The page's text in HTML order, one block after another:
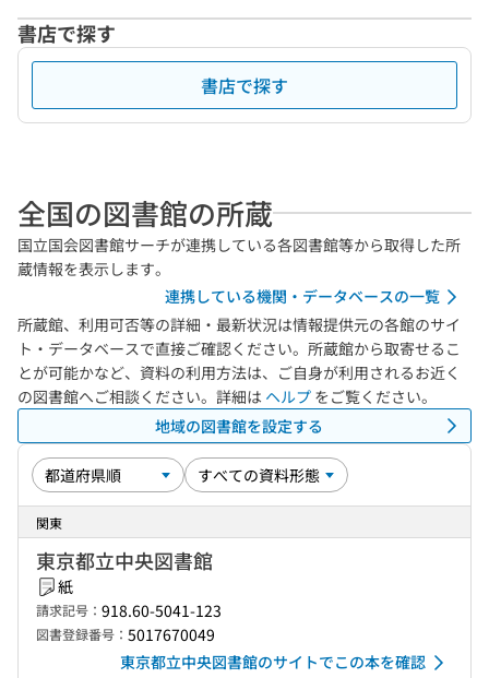
書店で探す
書店で探す
全国の図書館の所蔵
国立国会図書館サーチが連携している各図書館等から取得した所
蔵情報を表示します。
連携している機関・データベースの一覧
所蔵館、利用可否等の詳細・最新状況は情報提供元の各館のサイ
ト・データベースで直接ご確認ください。所蔵館から取寄せるこ
とが可能かなど、資料の利用方法は、ご自身が利用されるお近く
の図書館へご相談ください。詳細は ヘルプ をご覧ください。
地域の図書館を設定する
関東
東京都立中央図書館
紙
請求記号： 918.60-5041-123
図書登録番号： 5017670049
東京都立中央図書館のサイトでこの本を確認